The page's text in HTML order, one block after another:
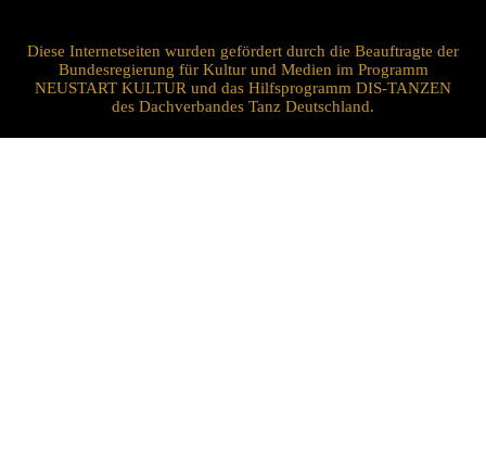
Diese Internetseiten wurden gefördert durch die Beauftragte der
Bundesregierung für Kultur und Medien im Programm
NEUSTART KULTUR und das Hilfsprogramm DIS-TANZEN
des Dachverbandes Tanz Deutschland.